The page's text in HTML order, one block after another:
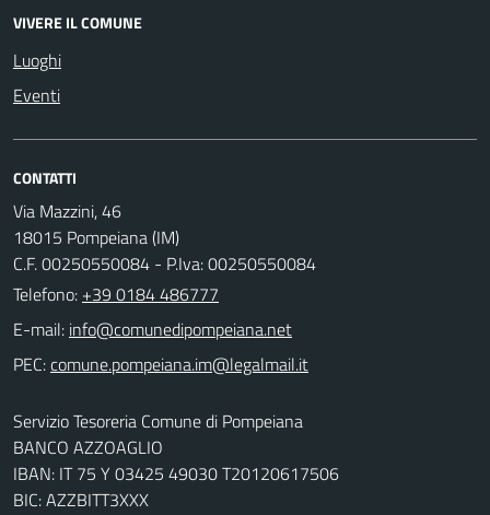
VIVERE IL COMUNE
Luoghi
Eventi
CONTATTI
Via Mazzini, 46
18015 Pompeiana (IM)
C.F. 00250550084 - P.Iva: 00250550084
Telefono: +39 0184 486777
E-mail:
PEC:
Servizio Tesoreria Comune di Pompeiana
BANCO AZZOAGLIO
IBAN: IT 75 Y 03425 49030 T20120617506
BIC: AZZBITT3XXX